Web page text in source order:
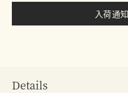
入荷通
Details